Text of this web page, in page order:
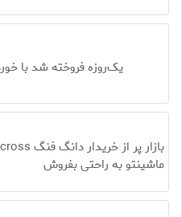
یک‌روزه فروخته شد با
ماشینتو به راحتی بفروش